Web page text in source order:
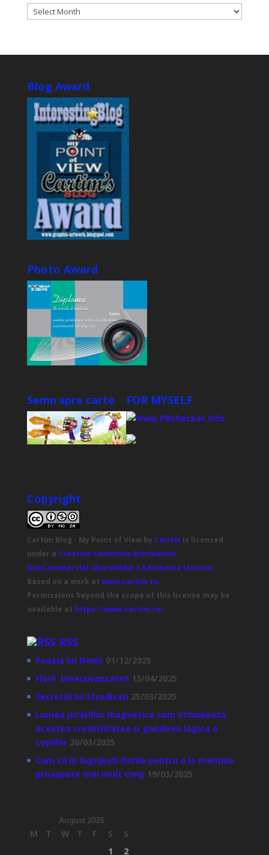
ARCHIVES
Blog Award
Photo Award
Semn spre carte FOR MYSELF
Copyright
Cartim Blog - My Point of Viewby Caritm is licensed
under a Creative Commons Attribution-
NonCommercial-ShareAlike 3.0 Romania License.
Based on a work at www.cartim.ro.
Permissions beyond the scope of this license may be
available at https://www.cartim.ro/.
RSS
Poezia lui Denis 01/12/2025
Florii binecuvantate!! 13/04/2025
Secretul lui Stradivari 25/03/2025
Lumea jucăriilor magnetice cum stimulează
acestea creativitatea și gandirea logica a
copiilor 20/03/2025
Cum să îți îngrijești florile pentru a le menține
proaspete mai mult timp 19/03/2025
August 2026
M T W T F S
S
1
2